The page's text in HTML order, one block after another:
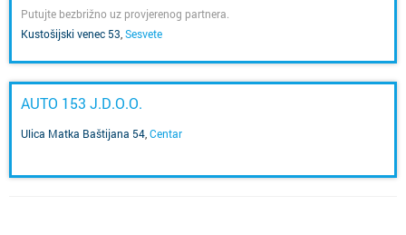
Putujte bezbrižno uz provjerenog partnera.
Kustošijski venec 53 Sesvete
AUTO 153 J.D.O.O.
Ulica Matka Baštijana 54 Centar